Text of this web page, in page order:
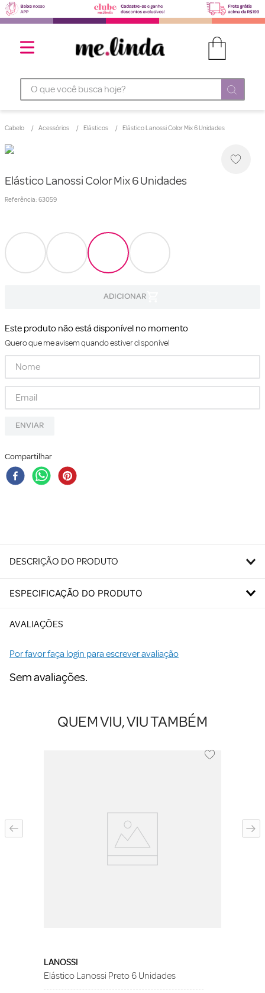
O que você busca hoje?
Cabelo Acessórios Elásticos Elástico Lanossi Color Mix 6 Unidades
Elástico Lanossi Color Mix 6 Unidades
Referência: 63059
Este produto não está disponível no momento
Quero que me avisem quando estiver disponível
ENVIAR
Compartilhar
DESCRIÇÃO DO PRODUTO
ESPECIFICAÇÃO DO PRODUTO
AVALIAÇÕES
Por favor faça login para escrever avaliação
Sem avaliações.
QUEM VIU, VIU TAMBÉM
LANOSSI
Elástico Lanossi Preto 6 Unidades